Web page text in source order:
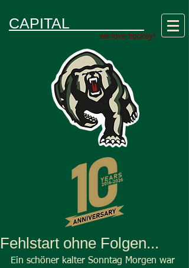
CAPITAL
we love hockey!
Fehlstart ohne Folgen...
Ein schöner kalter Sonntag Morgen war